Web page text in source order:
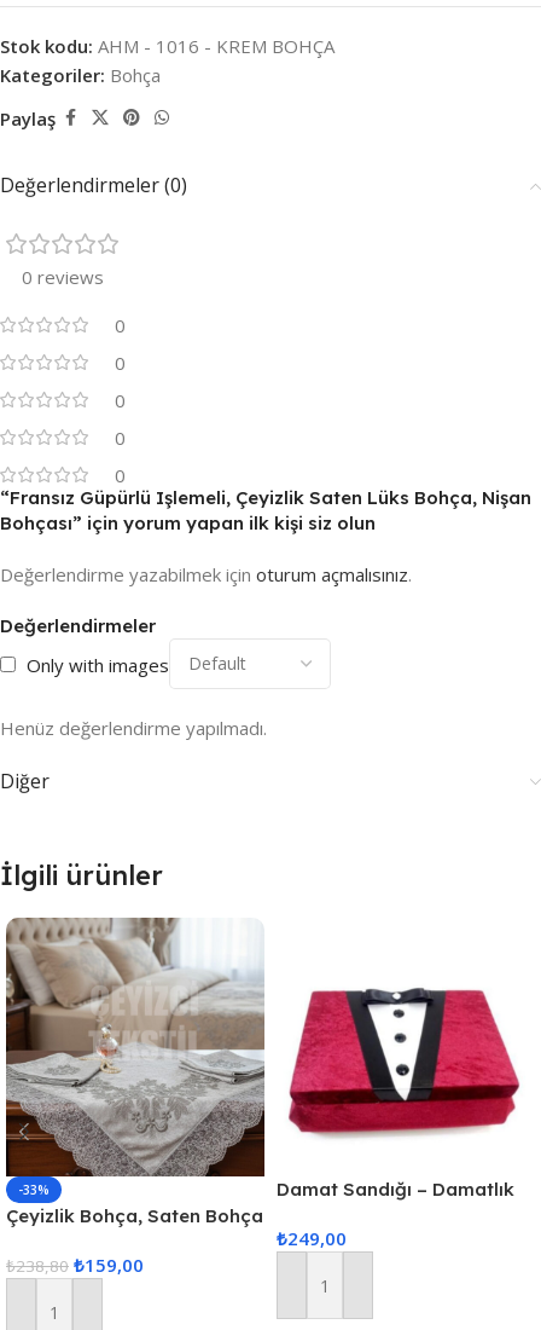
Stok kodu: AHM - 1016 - KREM BOHÇA
Kategoriler: Bohça
Paylaş
Değerlendirmeler (0)
0 reviews
0
0
0
0
0
Değerlendirmeler
Only with images
Henüz değerlendirme yapılmadı.
“Fransız Güpürlü Işlemeli, Çeyizlik Saten Lüks Bohça, Nişan
Bohçası” için yorum yapan ilk kişi siz olun
Değerlendirme yazabilmek için oturum açmalısınız.
Diğer
İlgili ürünler
-33%
Çeyizlik Bohça, Saten Bohça
Kadife Dar Güpür
₺238,80 ₺159,00
Sepete Ekle
Damat Sandığı – Damatlık
Tıraş Kutusu
₺249,00
Sepete Ekle